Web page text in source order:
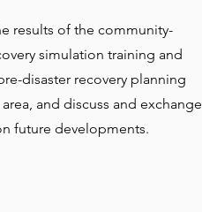
results of the community-
simulation training and
disaster recovery planning
and discuss and exchange
future developments.